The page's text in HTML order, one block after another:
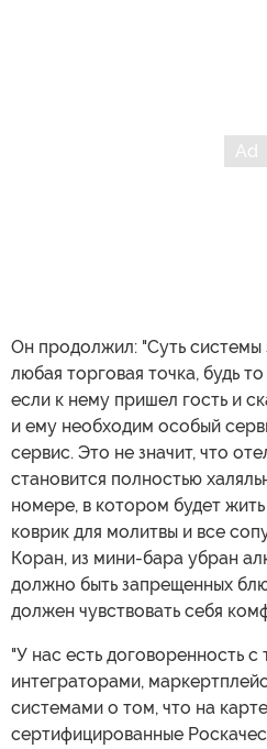
Он продолжил: "Суть системы
любая торговая точка, будь
если к нему пришел гость и
и ему необходим особый
сервис. Это не значит, что
становится полностью
номере, в котором будет
коврик для молитвы и все
Коран, из мини-бара убран
должно быть запрещенных
должен чувствовать себя
"У нас есть договоренность с
интеграторами,
системами о том, что на
сертифицированные